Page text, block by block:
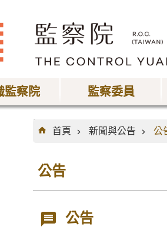
監察院 監察委員
:::
首頁
新聞與公告 公
公告
公告